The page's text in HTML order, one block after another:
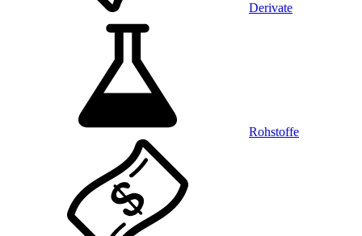
Derivate
Rohstoffe